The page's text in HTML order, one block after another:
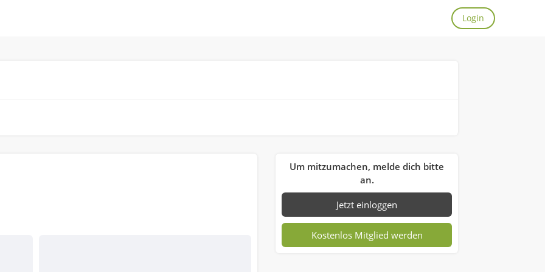
Login
Um mitzumachen, melde dich bitte
an.
Jetzt einloggen
Kostenlos Mitglied werden